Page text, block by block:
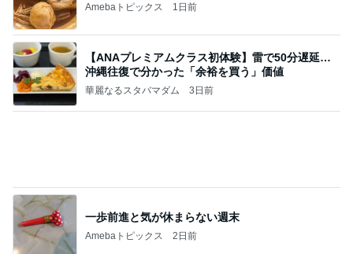
Amebaトピックス 1日前
【ANAプレミアムクラス初体験】雷で50分遅延…
沖縄往復で分かった「余裕を買う」価値
華麗なるスタバマダム 3日前
一歩前進と気が休まらない週末
Amebaトピックス 2日前